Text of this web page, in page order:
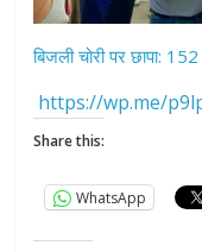
बिजली चोरी पर छापा:
https://wp.me/
Share this:
WhatsApp